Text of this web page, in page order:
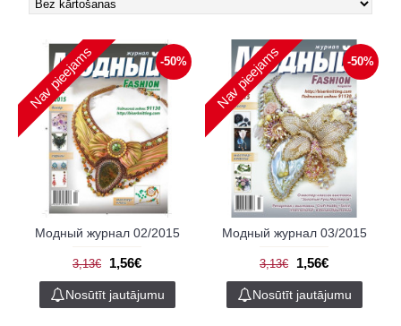
-50%
Nav pieejams
Модный журнал 02/2015
3,13€ 1,56€
Nosūtīt jautājumu
-50%
Nav pieejams
Модный журнал 03/2015
3,13€ 1,56€
Nosūtīt jautājumu